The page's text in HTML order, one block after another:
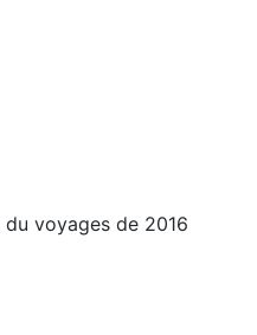
voyages de 2016